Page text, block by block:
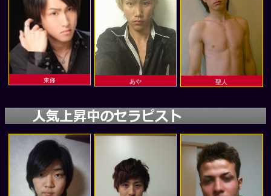
東條 あや 聖人